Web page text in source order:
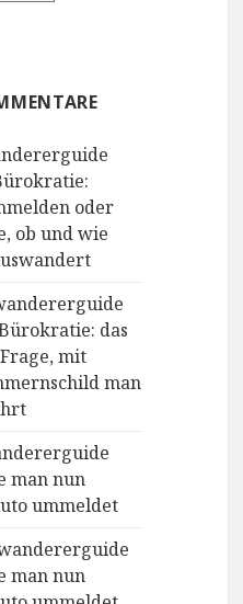
oder
ob und wie
das
mit
man
man nun
ummeldet
man nun